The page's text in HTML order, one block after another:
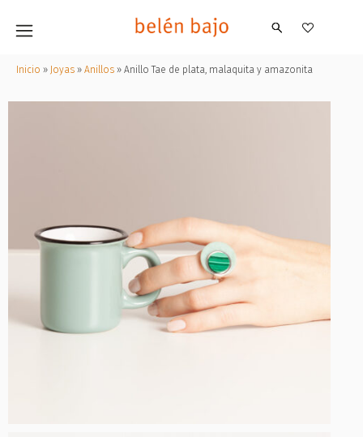
Inicio » Joyas » Anillos » Anillo Tae de plata, malaquita y amazonita